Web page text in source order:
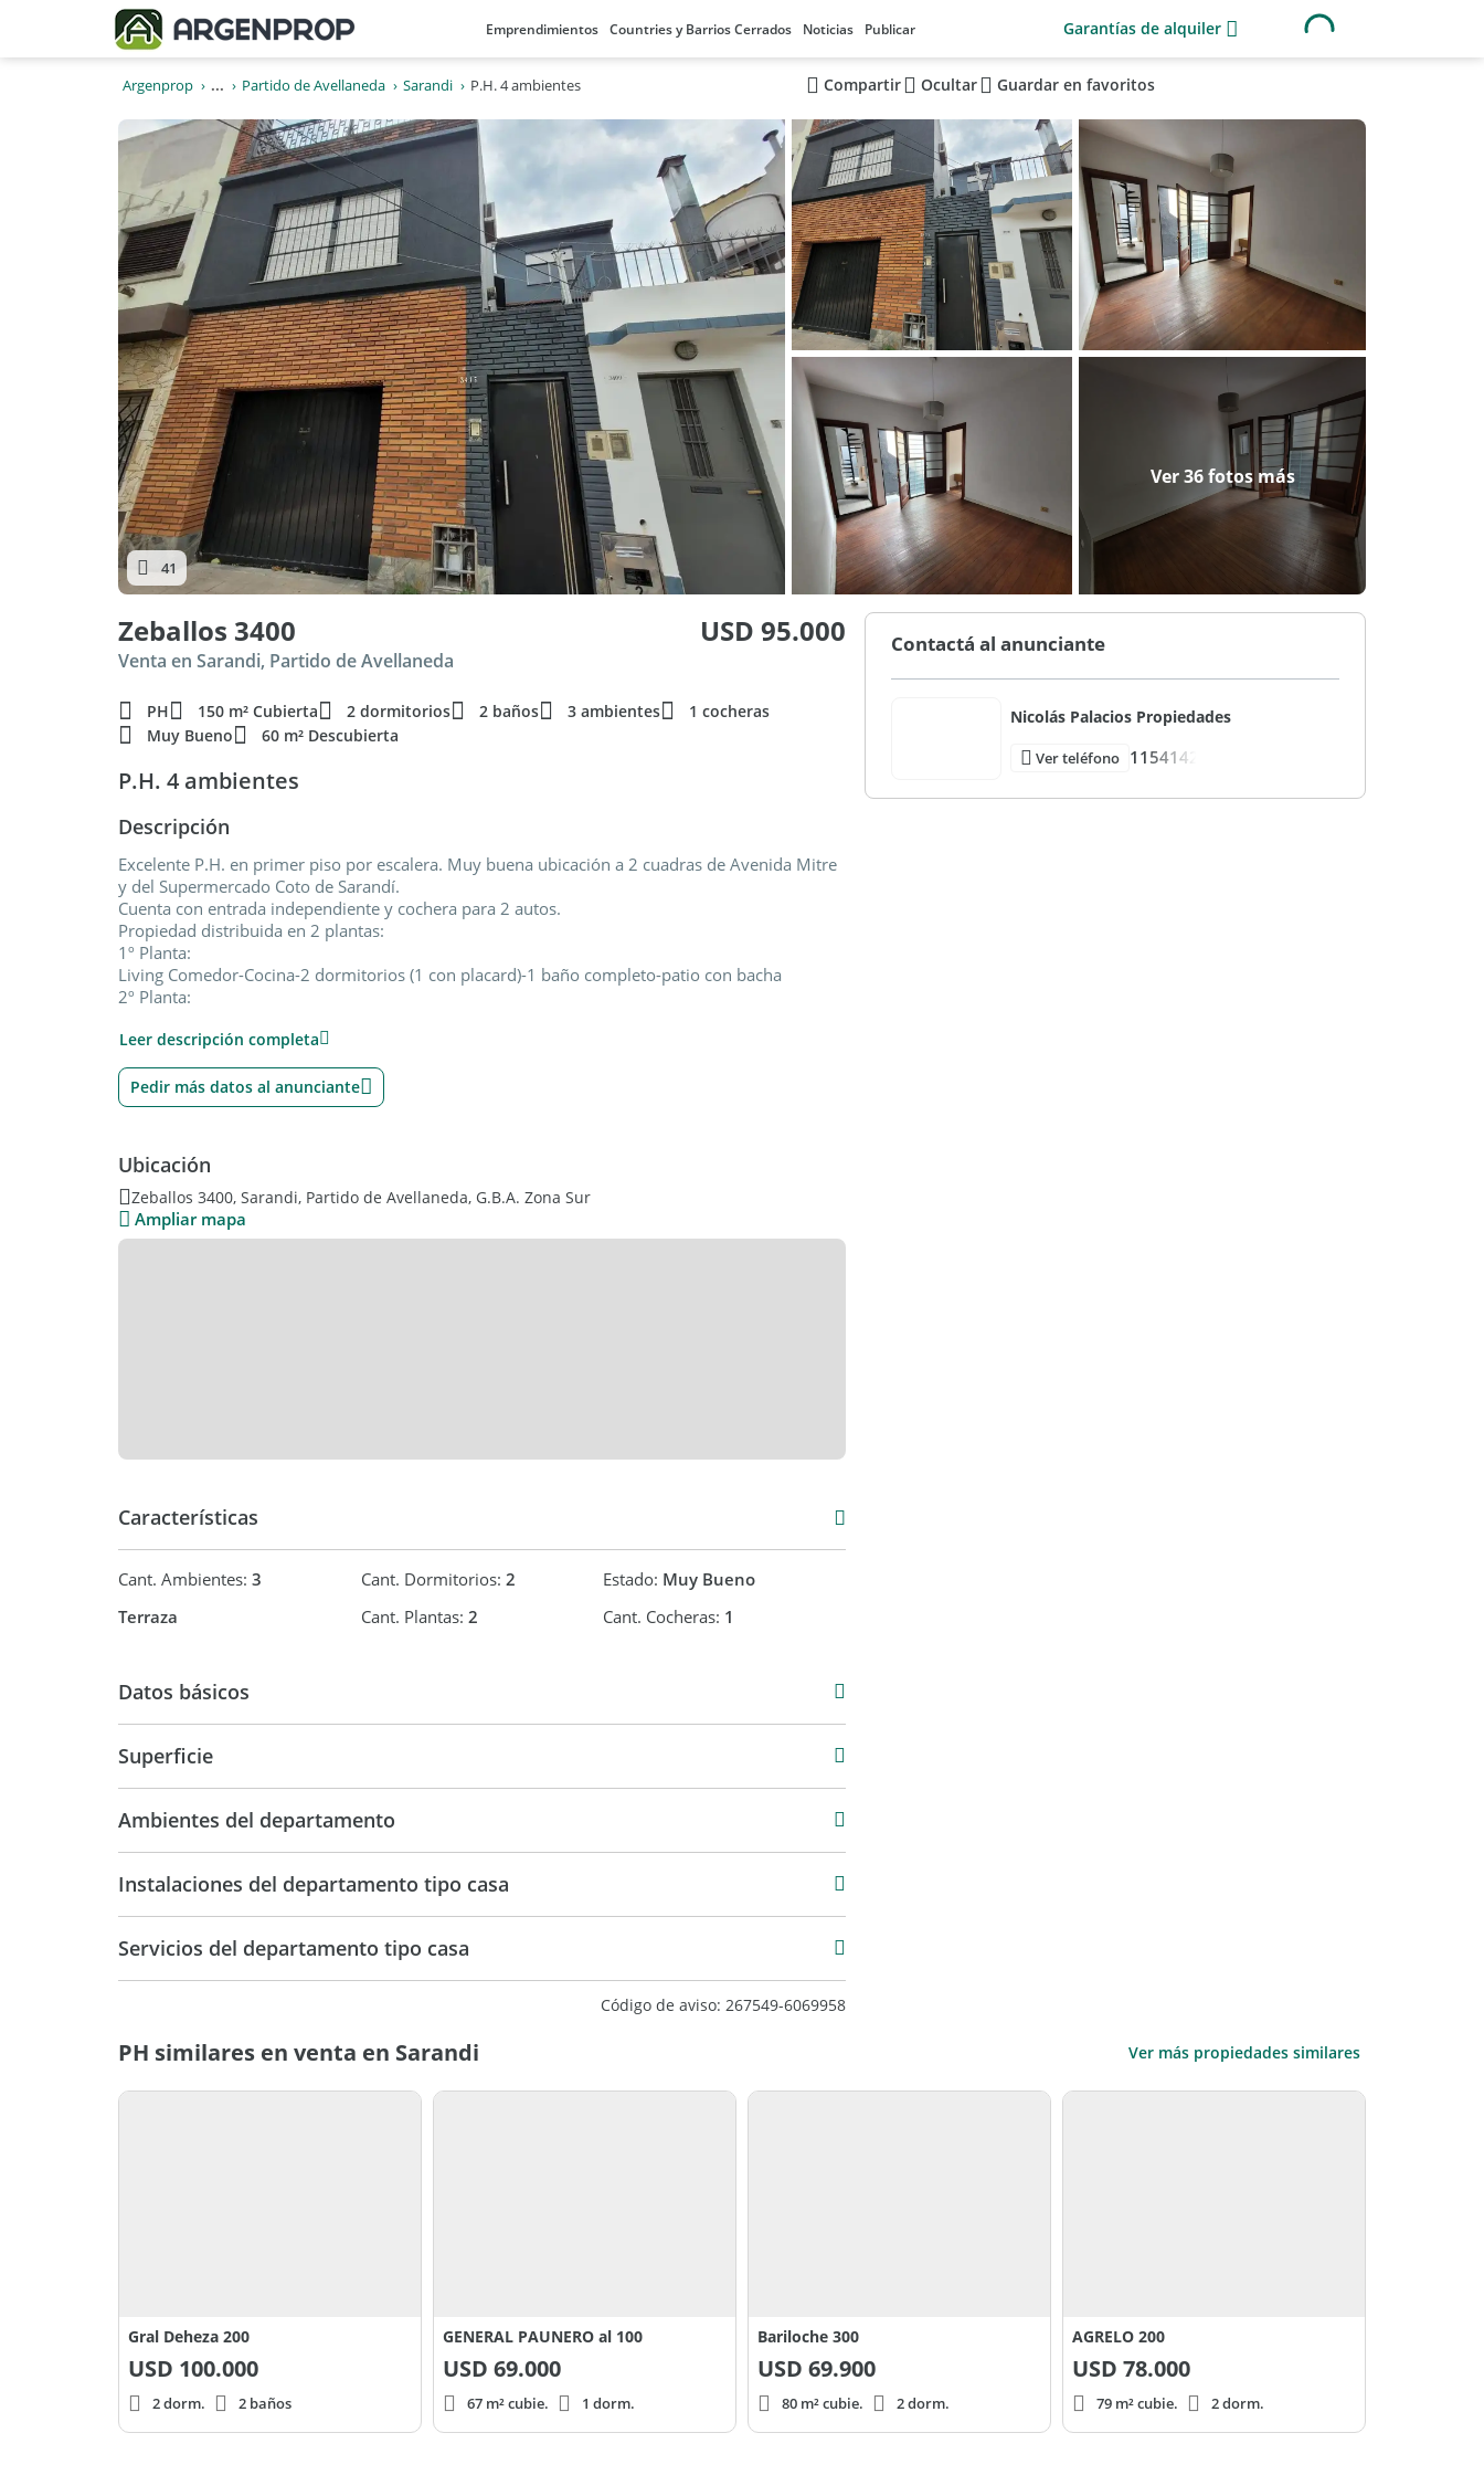
Emprendimientos Countries y Barrios Cerrados Noticias Publicar Garantías de alquiler
Argenprop ... Partido de Avellaneda Sarandi P.H. 4 ambientes Compartir Ocultar Guardar en favoritos
Ver 36 fotos más
41
Zeballos 3400 USD 95.000
Venta en Sarandi, Partido de Avellaneda
PH 150 m² Cubierta 2 dormitorios 2 baños 3 ambientes
1 cocheras
Muy Bueno
60 m² Descubierta
P.H. 4 ambientes
Descripción
Excelente P.H. en primer piso por escalera. Muy buena ubicación a 2 cuadras de Avenida Mitre
y del Supermercado Coto de Sarandí.
Cuenta con entrada independiente y cochera para 2 autos.
Propiedad distribuida en 2 plantas:
1º Planta:
Living Comedor-Cocina-2 dormitorios (1 con placard)-1 baño completo-patio con bacha
2º Planta:
TOMA PROPIEDAD DE MENOR VALOR EN PARTE DE PAGO.
Sin expensas !
Servicios: Cloacas, Gas
Leer descripción completa
Pedir más datos al anunciante
Ubicación
Zeballos 3400, Sarandi, Partido de Avellaneda, G.B.A. Zona Sur
Ampliar mapa
Características
Cant. Ambientes: 3 Cant. Dormitorios: 2 Estado: Muy Bueno
Terraza
Cant. Plantas: 2 Cant. Cocheras: 1
Datos básicos
Superficie
Ambientes del departamento
Instalaciones del departamento tipo casa
Servicios del departamento tipo casa
Código de aviso: 267549-6069958
Contactá al anunciante
Nicolás Palacios Propiedades
Ver teléfono 1154142
PH similares en venta en Sarandi Ver más propiedades similares
Gral Deheza 200
USD 100.000
2 dorm. 2 baños
GENERAL PAUNERO al 100
USD 69.000
67 m² cubie. 1 dorm.
Bariloche 300
USD 69.900
80 m² cubie. 2 dorm.
AGRELO 200
USD 78.000
79 m² cubie. 2 dorm.